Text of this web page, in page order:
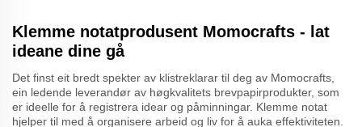
Klemme notatprodusent Momocrafts - lat
ideane dine gå
Det finst eit bredt spekter av klistreklarar til deg av Momocrafts,
ein ledende leverandør av høgkvalitets brevpapirprodukter, som
er ideelle for å registrera idear og påminningar. Klemme notat
hjelper til med å organisere arbeid og liv for å auka effektiviteten.